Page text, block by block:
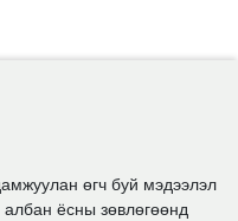
өгч буй мэдээлэл
ёсны зөвлөгөөнд